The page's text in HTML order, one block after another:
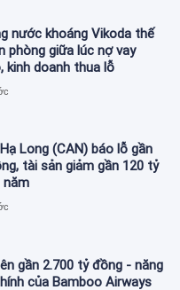
nước khoáng Vikoda thế
phòng giữa lúc nợ vay
kinh doanh thua lỗ
Long (CAN) báo lỗ gần
tài sản giảm gần 120 tỷ
năm
gần 2.700 tỷ đồng - năng
của Bamboo Airways